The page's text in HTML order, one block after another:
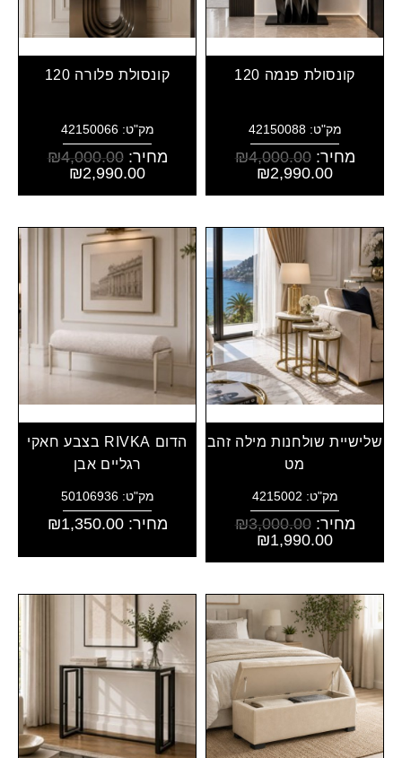
קונסולת פנמה 120
מק"ט: 42150088
מחיר: ₪4,000.00
₪2,990.00
קונסולת פלורה 120
מק"ט: 42150066
מחיר: ₪4,000.00
₪2,990.00
שלישיית שולחנות מילה זהב
מט
מק"ט: 4215002
מחיר: ₪3,000.00
₪1,990.00
הדום RIVKA בצבע חאקי
רגליים אבן
מק"ט: 50106936
מחיר: ₪1,350.00